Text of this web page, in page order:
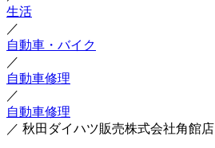
生活
／
自動車・バイク
／
自動車修理
／
自動車修理
／ 秋田ダイハツ販売株式会社角館店